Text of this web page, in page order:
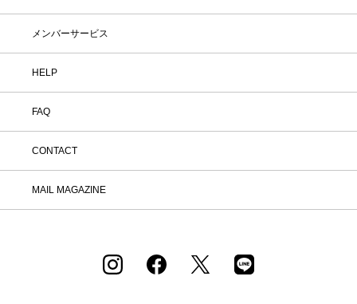
メンバーサービス
HELP
FAQ
CONTACT
MAIL MAGAZINE